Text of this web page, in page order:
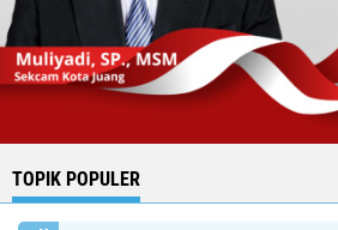
TOPIK POPULER